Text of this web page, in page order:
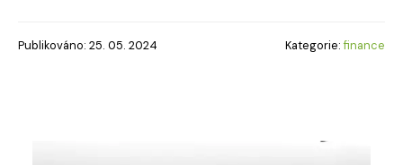
Publikováno: 25. 05. 2024 Kategorie:finance